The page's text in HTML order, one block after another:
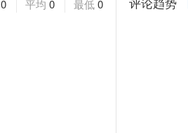
0 平均 0 最低0